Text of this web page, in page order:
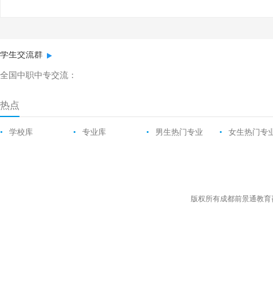
学生交流群
全国中职中专交流：
热点
• 学校库 • 专业库 • 男生热门专业 • 女生热门专
版权所有成都前景通教